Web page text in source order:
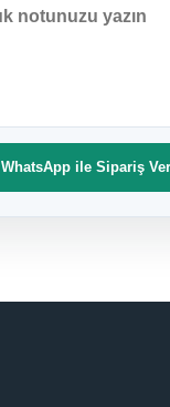
WhatsApp ile Sipariş Ver